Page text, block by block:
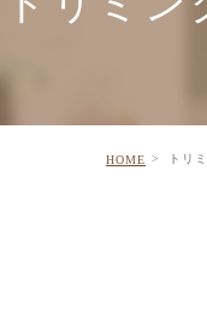
HOME トリ